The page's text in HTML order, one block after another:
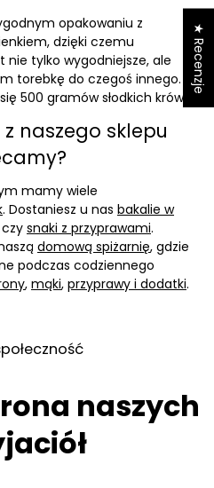
opakowaniu z
dzięki czemu
nie tylko wygodniejsze, ale
torebkę do czegoś innego. W
500 gramów słodkich krówek.
naszego sklepu
mamy wiele
. Dostaniesz u nas bakalie w
czy snaki z przyprawami.
domową spiżarnię, gdzie
podczas codziennego
, mąki, przyprawy i dodatki.
naszych
★ Recenzje